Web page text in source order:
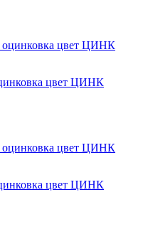
цвет ЦИНК
цвет ЦИНК